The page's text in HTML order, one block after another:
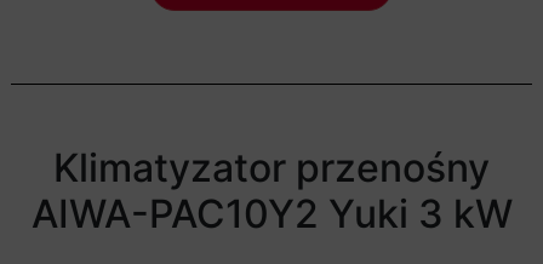
Klimatyzator przenośny
AIWA-PAC10Y2 Yuki 3 kW